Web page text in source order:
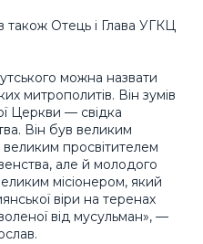
також Отець і Глава УГКЦ
можна назвати
митрополитів. Він зумів
Церкви — свідка
Він був великим
просвітителем
але й молодого
місіонером, який
віри на теренах
від мусульман», —